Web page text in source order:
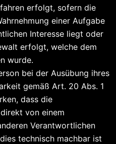
erfolgt, sofern die
einer Aufgabe
Interesse liegt oder
erfolgt, welche dem
wurde.
bei der Ausübung ihres
gemäß Art. 20 Abs. 1
dass die
von einem
Verantwortlichen
technisch machbar ist